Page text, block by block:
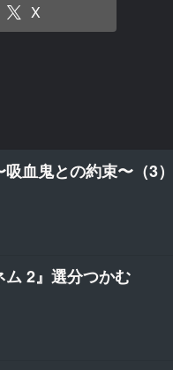
X
吸血鬼との約束〜（3
ム 2』選分つかむ